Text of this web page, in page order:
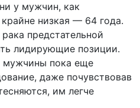
у мужчин, как
низкая — 64 года.
предстательной
лидирующие позиции.
мужчины пока еще
даже почувствовав
им легче